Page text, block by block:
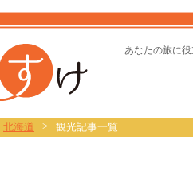
あなたの旅に
トラすけ
北海道 > 観光記事一覧